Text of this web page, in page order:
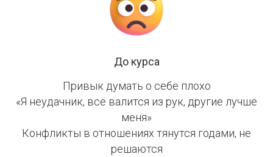
До курса
Привык думать о себе плохо
«Я неудачник, всё валится из рук, другие лучше
меня»
Конфликты в отношениях тянутся годами, не
решаются